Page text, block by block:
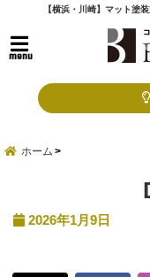
【横浜・川崎】マット塗
menu
ホーム
2026年1月9日